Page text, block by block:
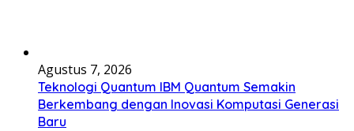
Agustus 7, 2026
Teknologi Quantum IBM Quantum Semakin
Berkembang dengan Inovasi Komputasi Generasi
Baru